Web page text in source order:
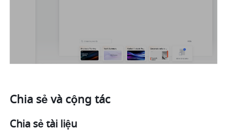
Chia sẻ và cộng tác
Chia sẻ tài liệu